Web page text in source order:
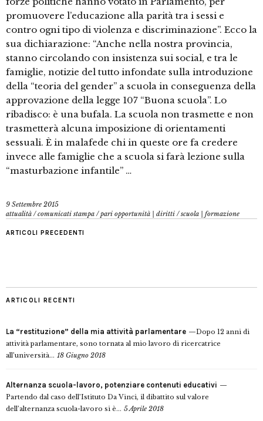
promuovere l’educazione alla parità tra i sessi e
contro ogni tipo di violenza e discriminazione”. Ecco la
sua dichiarazione: “Anche nella nostra provincia,
stanno circolando con insistenza sui social, e tra le
famiglie, notizie del tutto infondate sulla introduzione
della “teoria del gender” a scuola in conseguenza della
approvazione della legge 107 “Buona scuola”. Lo
ribadisco: è una bufala. La scuola non trasmette e non
trasmetterà alcuna imposizione di orientamenti
sessuali. È in malafede chi in queste ore fa credere
invece alle famiglie che a scuola si farà lezione sulla
“masturbazione infantile” …
9 Settembre 2015
attualità /comunicati stampa /pari opportunità | diritti /scuola | formazione
ARTICOLI PRECEDENTI
ARTICOLI RECENTI
La “restituzione” della mia attività parlamentare
Dopo 12 anni di
attività parlamentare, sono tornata al mio lavoro di ricercatrice
all’università... 18 Giugno 2018
Alternanza scuola-lavoro, potenziare contenuti educativi
Partendo dal caso dell’Istituto Da Vinci, il dibattito sul valore
dell’alternanza scuola-lavoro si è... 5 Aprile 2018